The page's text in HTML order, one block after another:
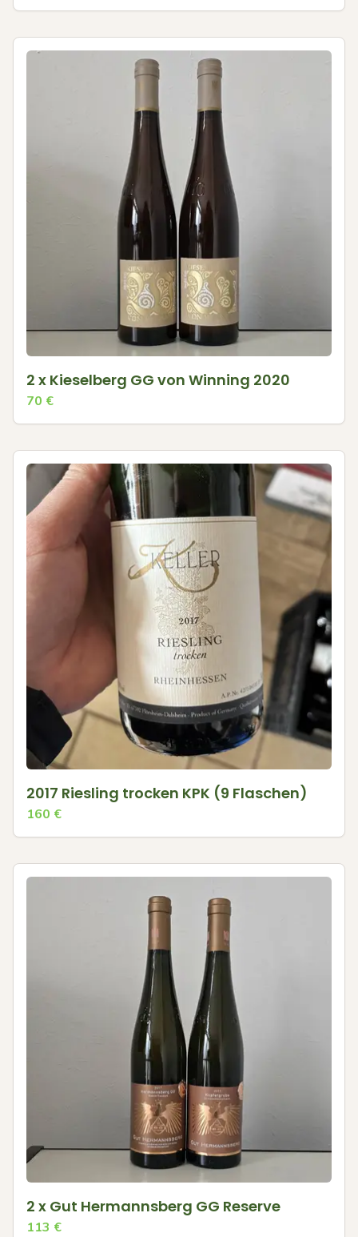
2 x Kieselberg GG von Winning 2020
70 €
2017 Riesling trocken KPK (9 Flaschen)
160 €
2 x Gut Hermannsberg GG Reserve
113 €